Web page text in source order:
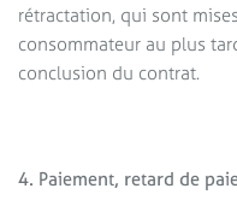
rétractation, qui sont
consommateur au plus
conclusion du contrat.
4. Paiement, retard de